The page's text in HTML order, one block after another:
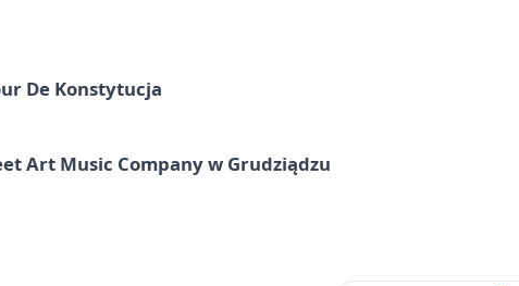
De Konstytucja
Art Music Company w Grudziądzu